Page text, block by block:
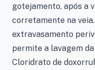
gotejamento, após a
corretamente na
extravasamento
permite a lavagem
Cloridrato de